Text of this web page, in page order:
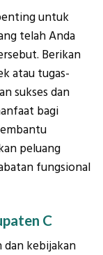
untuk
telah Anda
Berikan
atau tugas-
sukses dan
bagi
peluang
fungsional
C
kebijakan